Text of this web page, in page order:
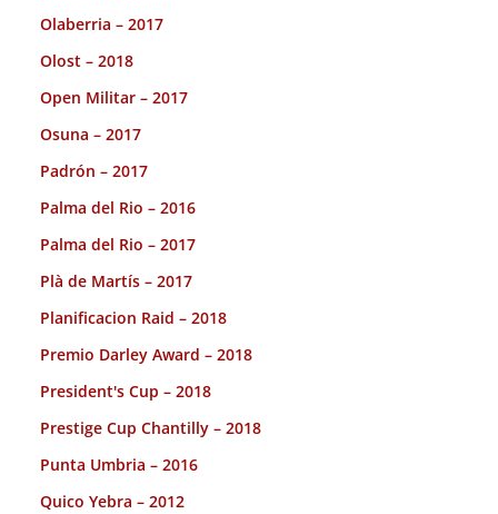
Olaberria – 2017
Olost – 2018
Open Militar – 2017
Osuna – 2017
Padrón – 2017
Palma del Rio – 2016
Palma del Rio – 2017
Plà de Martís – 2017
Planificacion Raid – 2018
Premio Darley Award – 2018
President's Cup – 2018
Prestige Cup Chantilly – 2018
Punta Umbria – 2016
Quico Yebra – 2012